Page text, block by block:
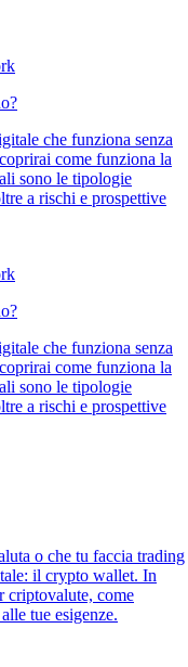
che funziona senza
come funziona la
sono le tipologie
a rischi e prospettive
che funziona senza
come funziona la
sono le tipologie
a rischi e prospettive
o che tu faccia trading
il crypto wallet. In
criptovalute, come
tue esigenze.